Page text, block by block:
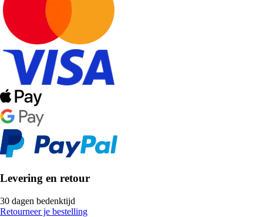
Levering en retour
30 dagen bedenktijd
Retourneer je bestelling